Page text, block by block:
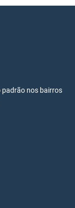
padrão nos bairros